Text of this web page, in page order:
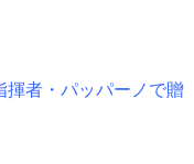
揮者・パッパーノで贈